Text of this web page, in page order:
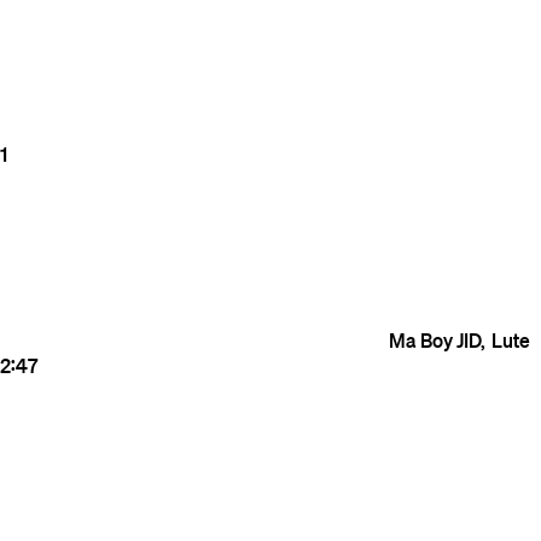
1
Ma BoyJID Lute
2:47